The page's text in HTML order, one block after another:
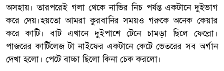
অসহায়। তারপরেই গলা থেকে নাভির নিচ পর্যন্ত একটানে দুইভাগ
করে দেয়।হয়তো আমরা কুরবানির সময়ও গরুকে অনেক কেয়ার
করে কাটি। বাট এখানে দুইপাশে টেনে চামড়া ছিলে ফেল্লো।
পাজরের কার্টিলেজ টা নাইফের একটানে কেটে ভেতরের সব অর্গান
দেখা হলো। পেটে বাচ্চা ছিলো কিনা চেক করলো।